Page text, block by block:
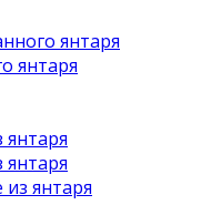
янтаря
янтаря
янтаря
янтаря